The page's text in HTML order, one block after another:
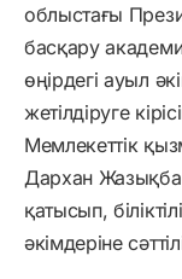
облыстағы
басқару
өңірдегі ауыл
жетілдіруге
Мемлекеттік
Дархан
қатысып,
әкімдеріне